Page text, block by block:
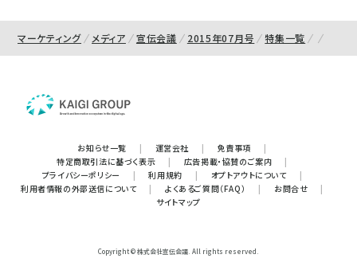
マーケティング メディア 宣伝会議 2015年07月号 特集一覧
お知らせ一覧 | 運営会社 | 免責事項
|
特定商取引法に基づく表示
| 広告掲載・協賛のご案内
|
プライバシーポリシー
| 利用規約 | オプトアウトについて
|
利用者情報の外部送信について
| よくあるご質問（FAQ） | お問合せ
|
サイトマップ
Copyright © 株式会社宣伝会議. All rights reserved.